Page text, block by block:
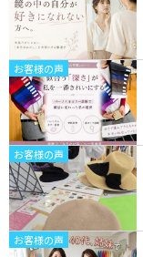
お客様の声
お客様の声
お客様の声